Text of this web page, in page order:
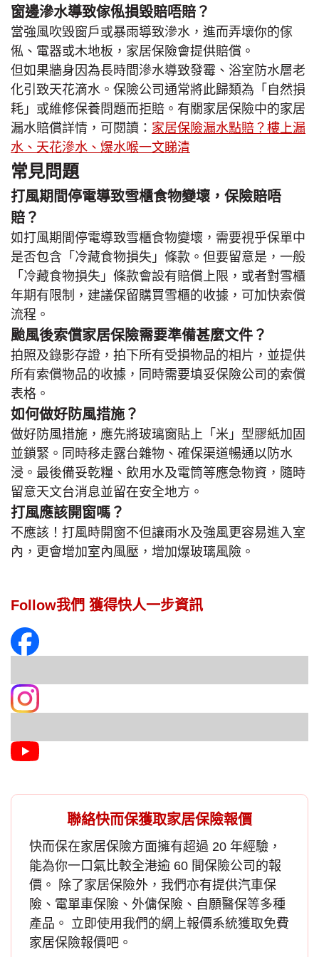
窗邊滲水導致傢俬損毀賠唔賠？
當強風吹毀窗戶或暴雨導致滲水，進而弄壞你的傢
俬、電器或木地板，家居保險會提供賠償。
但如果牆身因為長時間滲水導致發霉、浴室防水層老
化引致天花滴水。保險公司通常將此歸類為「自然損
耗」或維修保養問題而拒賠。有關家居保險中的家居
漏水賠償詳情，可閱讀： 家居保險漏水點賠？樓上漏
水、天花滲水、爆水喉一文睇清
常見問題
打風期間停電導致雪櫃食物變壞，保險賠唔
賠？
如打風期間停電導致雪櫃食物變壞，需要視乎保單中
是否包含「冷藏食物損失」條款。但要留意是，一般
「冷藏食物損失」條款會設有賠償上限，或者對雪櫃
年期有限制，建議保留購買雪櫃的收據，可加快索償
流程。
颱風後索償家居保險需要準備甚麼文件？
拍照及錄影存證，拍下所有受損物品的相片，並提供
所有索償物品的收據，同時需要填妥保險公司的索償
表格。
如何做好防風措施？
做好防風措施，應先將玻璃窗貼上「米」型膠紙加固
並鎖緊。同時移走露台雜物、確保渠道暢通以防水
浸。最後備妥乾糧、飲用水及電筒等應急物資，隨時
留意天文台消息並留在安全地方。
打風應該開窗嗎？
不應該！打風時開窗不但讓雨水及強風更容易進入室
內，更會增加室內風壓，增加爆玻璃風險。
Follow我們 獲得快人一步資訊
聯絡快而保獲取家居保險報價
快而保在家居保險方面擁有超過 20 年經驗，
能為你一口氣比較全港逾 60 間保險公司的報
價。 除了家居保險外，我們亦有提供汽車保
險、電單車保險、外傭保險、自願醫保等多種
產品。 立即使用我們的網上報價系統獲取免費
家居保險報價吧。